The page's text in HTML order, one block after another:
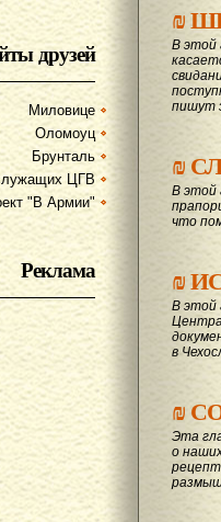
друзей
Миловице
Оломоуц
Брунталь
ЦГВ
"В Армии"
Реклама
₪
В этой
пишут
₪
В этой
что
₪
В этой
в
₪
Эта
о